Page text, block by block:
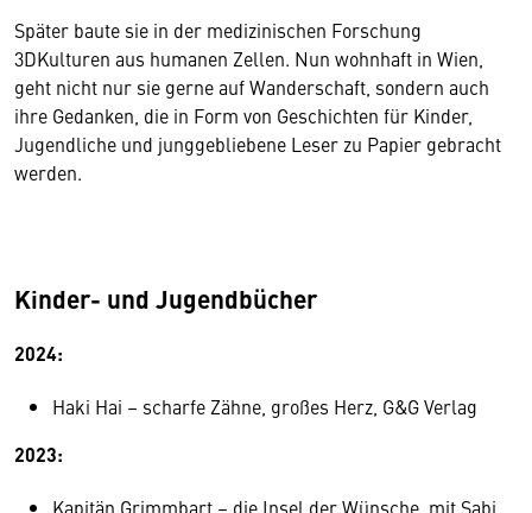
Später baute sie in der medizinischen Forschung
3DKulturen aus humanen Zellen. Nun wohnhaft in Wien,
geht nicht nur sie gerne auf Wanderschaft, sondern auch
ihre Gedanken, die in Form von Geschichten für Kinder,
Jugendliche und junggebliebene Leser zu Papier gebracht
werden.
Kinder- und Jugendbücher
2024:
Haki Hai – scharfe Zähne, großes Herz, G&G Verlag
2023:
Kapitän Grimmbart – die Insel der Wünsche, mit Sabi